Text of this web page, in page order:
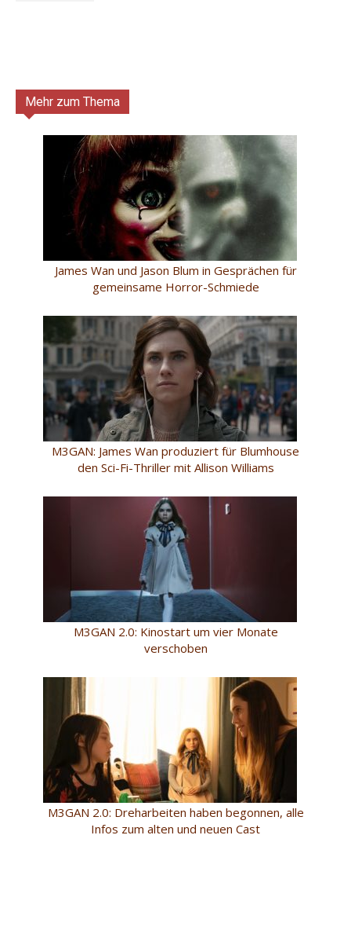
Mehr zum Thema
James Wan und Jason Blum in Gesprächen für
gemeinsame Horror-Schmiede
M3GAN: James Wan produziert für Blumhouse
den Sci-Fi-Thriller mit Allison Williams
M3GAN 2.0: Kinostart um vier Monate
verschoben
M3GAN 2.0: Dreharbeiten haben begonnen, alle
Infos zum alten und neuen Cast